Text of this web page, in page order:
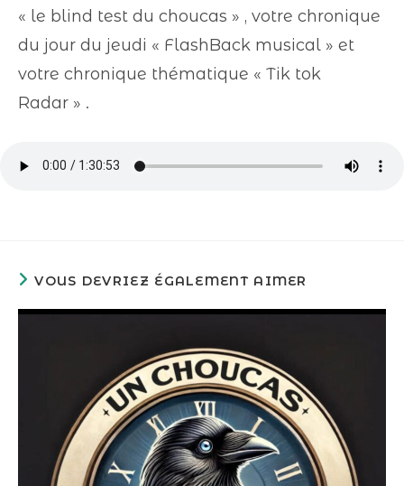
« le blind test du choucas » , votre chronique
du jour du jeudi « FlashBack musical » et
votre chronique thématique « Tik tok
Radar » .
VOUS DEVRIEZ ÉGALEMENT AIMER